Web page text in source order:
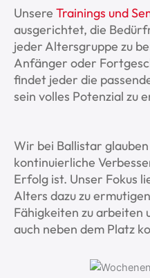
Unsere Trainings und
ausgerichtet, die
jeder Altersgruppe zu
Anfänger oder
findet jeder die
sein volles Potenzial zu
Wir bei Ballistar
kontinuierliche
Erfolg ist. Unser Fokus
Alters dazu zu
Fähigkeiten zu arbeiten
auch neben dem Platz